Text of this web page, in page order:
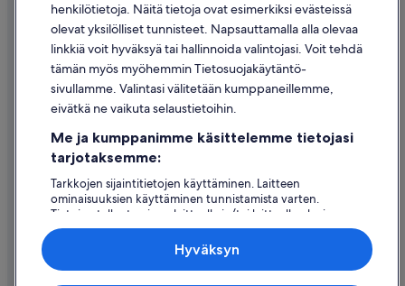
Käyttöehdot
Oikeudelliset tiedot / ota meihin yhteyttä
Sisältövaatimukset ja ilmoituksen tekeminen sisällöstä
Tuki
Ota yhteyttä
Hyvityksen hakeminen ja aikarajat
Varaa lento lentoyhtiön hyvityskupongeilla
Kansainväliset matka-asiakirjat
henkilötietoja. Näitä tietoja ovat esimerkiksi evästeissä
olevat yksilölliset tunnisteet. Napsauttamalla alla olevaa
linkkiä voit hyväksyä tai hallinnoida valintojasi. Voit tehdä
tämän myös myöhemmin Tietosuojakäytäntö-
sivullamme. Valintasi välitetään kumppaneillemme,
eivätkä ne vaikuta selaustietoihin.
Me ja kumppanimme käsittelemme tietojasi
tarjotaksemme:
Tarkkojen sijaintitietojen käyttäminen. Laitteen
ominaisuuksien käyttäminen tunnistamista varten.
Tietojen tallentaminen laitteelle ja/tai laitteella olevien
tietojen käyttö. Kohdennettu mainonta ja personoitu
sisältö, mainonnan ja sisällön mittaus, yleisötutkimus ja
Hyväksyn